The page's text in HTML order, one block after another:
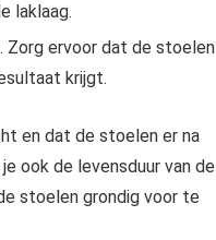
laklaag.
Zorg ervoor dat de stoelen
krijgt.
en dat de stoelen er na
ook de levensduur van de
stoelen grondig voor te